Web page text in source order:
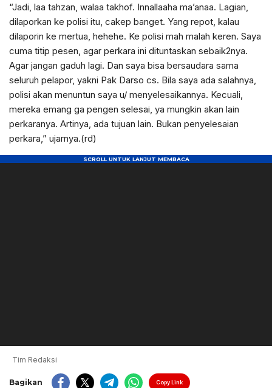
“Jadi, laa tahzan, walaa takhof. Innallaaha ma’anaa. Lagian,
dilaporkan ke polisi itu, cakep banget. Yang repot, kalau
dilaporin ke mertua, hehehe. Ke polisi mah malah keren. Saya
cuma titip pesen, agar perkara ini dituntaskan sebaik2nya.
Agar jangan gaduh lagi. Dan saya bisa bersaudara sama
seluruh pelapor, yakni Pak Darso cs. Bila saya ada salahnya,
polisi akan menuntun saya u/ menyelesaikannya. Kecuali,
mereka emang ga pengen selesai, ya mungkin akan lain
perkaranya. Artinya, ada tujuan lain. Bukan penyelesaian
perkara,” ujarnya.(rd)
Tim Redaksi
Bagikan Copy Link